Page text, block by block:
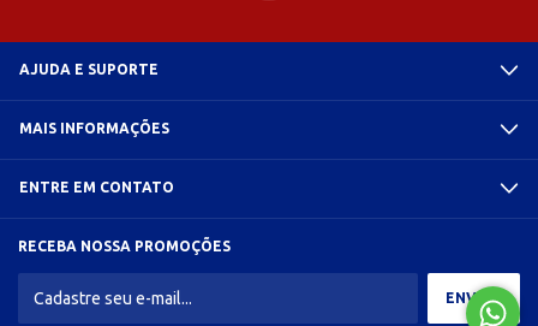
AJUDA E SUPORTE
MAIS INFORMAÇÕES
ENTRE EM CONTATO
RECEBA NOSSA PROMOÇÕES